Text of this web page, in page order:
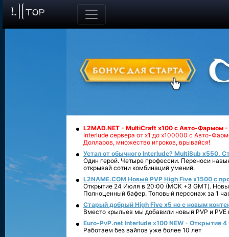
L2MAD.NET - MultiCraft x100 с Авто-Фармом
Interlude сервера от х1 до х100000 с Авто-
Долларов, множество игроков, врывайся!
Устал от обычного Interlude? MultiSub x550.
Один герой. Четыре профессии. Переноси
открывай сотни комбинаций умений.
L2NAME.COM Новый PVP High Five x1500 с
Открытие 24 Июля в 20:00 (МСК +3 GMT).
Полноценный бафер. Топовый персонаж за 1
Старый добрый High Five x5 но с новым
Вместо крыльев мы добавили новый PVP и PVE
Euro-PvP.net Interlude х100 NEW - Открытие 4
Работаем без вайпов уже более 10 лет